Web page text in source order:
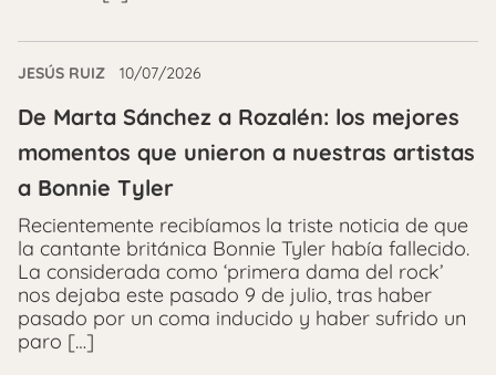
JESÚS RUIZ 10/07/2026
De Marta Sánchez a Rozalén: los mejores
momentos que unieron a nuestras artistas
a Bonnie Tyler
Recientemente recibíamos la triste noticia de que
la cantante británica Bonnie Tyler había fallecido.
La considerada como ‘primera dama del rock’
nos dejaba este pasado 9 de julio, tras haber
pasado por un coma inducido y haber sufrido un
paro […]